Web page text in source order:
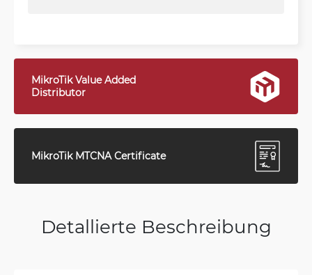
MikroTik Value Added
Distributor
MikroTik MTCNA Certificate
Detallierte Beschreibung